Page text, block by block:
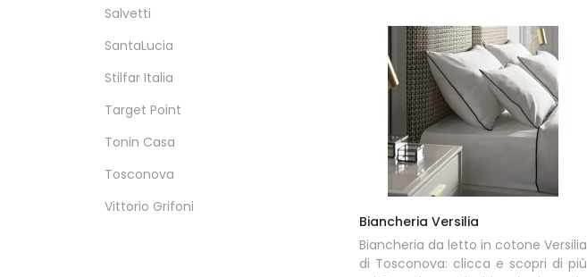
Biancheria Versilia
Biancheria da letto in cotone Versilia
di Tosconova: clicca e scopri di più
Salvetti
SantaLucia
Stilfar Italia
Target Point
Tonin Casa
Tosconova
Vittorio Grifoni